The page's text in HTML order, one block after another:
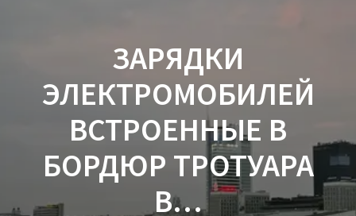
ЗАРЯДКИ
ЭЛЕКТРОМОБИЛЕЙ
ВСТРОЕННЫЕ В
БОРДЮР ТРОТУАРА
В…